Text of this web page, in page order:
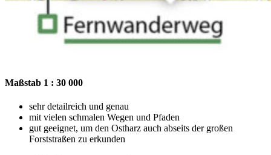
Maßstab 1 : 30 000
sehr detailreich und genau
mit vielen schmalen Wegen und Pfaden
gut geeignet, um den Ostharz auch abseits der großen
Forststraßen zu erkunden